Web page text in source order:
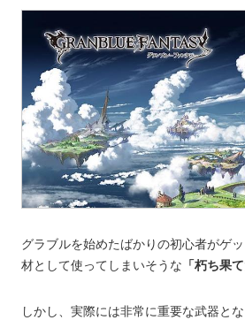
グラブルを始めたばかりの初心者がゲ
材として使ってしまいそうな 「朽ち果
しかし、実際には非常に重要な武器と